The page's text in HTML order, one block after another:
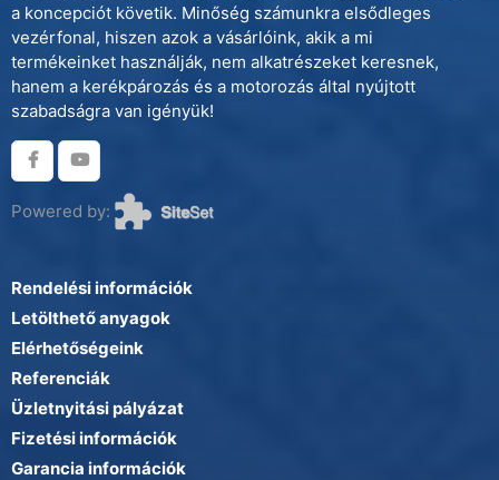
a koncepciót követik. Minőség számunkra elsődleges
vezérfonal, hiszen azok a vásárlóink, akik a mi
termékeinket használják, nem alkatrészeket keresnek,
hanem a kerékpározás és a motorozás által nyújtott
szabadságra van igényük!
Powered by:
Rendelési információk
Letölthető anyagok
Elérhetőségeink
Referenciák
Üzletnyitási pályázat
Fizetési információk
Garancia információk